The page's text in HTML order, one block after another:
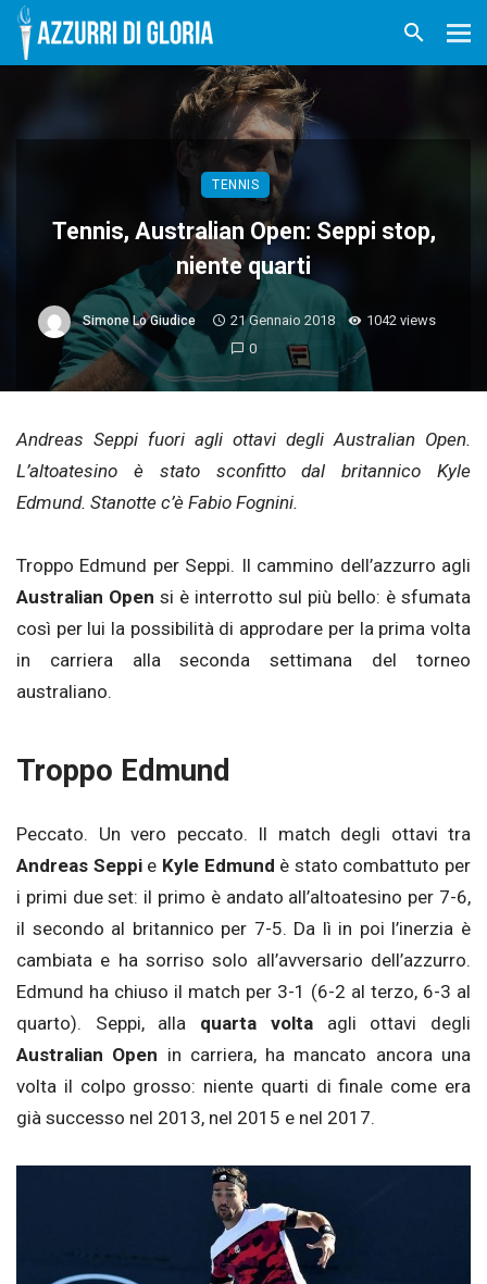
TENNIS
Tennis, Australian Open: Seppi stop,
niente quarti
Simone Lo Giudice 21 Gennaio 2018
1042 views
0
Andreas Seppi fuori agli ottavi degli Australian Open.
L’altoatesino è stato sconfitto dal britannico Kyle
Edmund. Stanotte c’è Fabio Fognini.
Troppo Edmund per Seppi. Il cammino dell’azzurro agli
Australian Open si è interrotto sul più bello: è sfumata
così per lui la possibilità di approdare per la prima volta
in carriera alla seconda settimana del torneo
australiano.
Troppo Edmund
Peccato. Un vero peccato. Il match degli ottavi tra
Andreas Seppie Kyle Edmund è stato combattuto per
i primi due set: il primo è andato all’altoatesino per 7-6,
il secondo al britannico per 7-5. Da lì in poi l’inerzia è
cambiata e ha sorriso solo all’avversario dell’azzurro.
Edmund ha chiuso il match per 3-1 (6-2 al terzo, 6-3 al
quarto). Seppi, alla quarta voltaagli ottavi degli
Australian Open in carriera, ha mancato ancora una
volta il colpo grosso: niente quarti di finale come era
già successo nel 2013, nel 2015 e nel 2017.